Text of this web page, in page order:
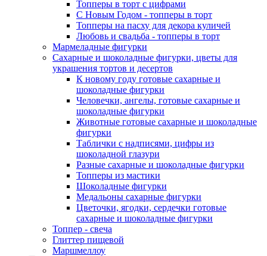
Топперы в торт с цифрами
С Новым Годом - топперы в торт
Топперы на пасху для декора куличей
Любовь и свадьба - топперы в торт
Мармеладные фигурки
Сахарные и шоколадные фигурки, цветы для
украшения тортов и десертов
К новому году готовые сахарные и
шоколадные фигурки
Человечки, ангелы, готовые сахарные и
шоколадные фигурки
Животные готовые сахарные и шоколадные
фигурки
Таблички с надписями, цифры из
шоколадной глазури
Разные сахарные и шоколадные фигурки
Топперы из мастики
Шоколадные фигурки
Медальоны сахарные фигурки
Цветочки, ягодки, сердечки готовые
сахарные и шоколадные фигурки
Топпер - свеча
Глиттер пищевой
Маршмеллоу